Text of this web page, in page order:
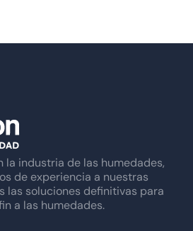
la industria de las humedades,
de experiencia a nuestras
las soluciones definitivas para
a las humedades.